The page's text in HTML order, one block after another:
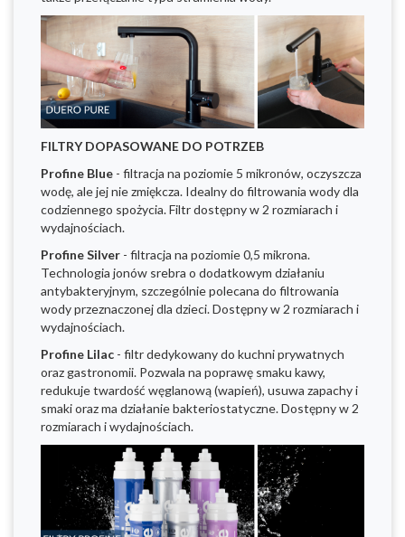
FILTRY DOPASOWANE DO POTRZEB
Profine Blue - filtracja na poziomie 5 mikronów, oczyszcza
wodę, ale jej nie zmiękcza. Idealny do filtrowania wody dla
codziennego spożycia. Filtr dostępny w 2 rozmiarach i
wydajnościach.
ProfineSilver - filtracja na poziomie 0,5 mikrona.
Technologia jonów srebra o dodatkowym działaniu
antybakteryjnym, szczególnie polecana do filtrowania
wody przeznaczonej dla dzieci. Dostępny w 2 rozmiarach i
wydajnościach.
Profine Lilac - filtr dedykowany do kuchni prywatnych
oraz gastronomii. Pozwala na poprawę smaku kawy,
redukuje twardość węglanową (wapień), usuwa zapachy i
smaki oraz ma działanie bakteriostatyczne. Dostępny w 2
rozmiarach i wydajnościach.